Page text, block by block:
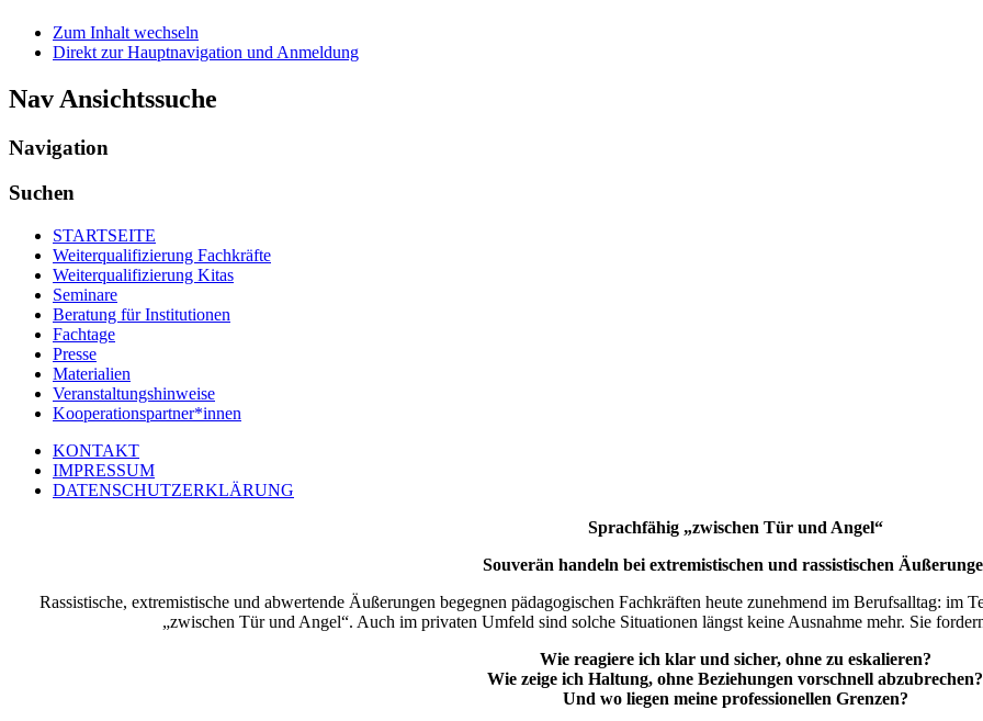
Zum Inhalt wechseln
Direkt zur Hauptnavigation und Anmeldung
Nav Ansichtssuche
Navigation
Suchen
STARTSEITE
Weiterqualifizierung Fachkräfte
Weiterqualifizierung Kitas
Seminare
Beratung für Institutionen
Fachtage
Presse
Materialien
Veranstaltungshinweise
Kooperationspartner*innen
KONTAKT
IMPRESSUM
DATENSCHUTZERKLÄRUNG
Sprachfähig „zwischen Tür und Angel“
Souverän handeln bei extremistischen und rassistischen
Rassistische, extremistische und abwertende Äußerungen begegnen pädagogischen Fachkräften heute zunehmend im Berufsalltag: im
„zwischen Tür und Angel“. Auch im privaten Umfeld sind solche Situationen längst keine Ausnahme mehr. Sie
Wie reagiere ich klar und sicher, ohne zu eskalieren?
Wie zeige ich Haltung, ohne Beziehungen vorschnell abzubrechen?
Und wo liegen meine professionellen Grenzen?